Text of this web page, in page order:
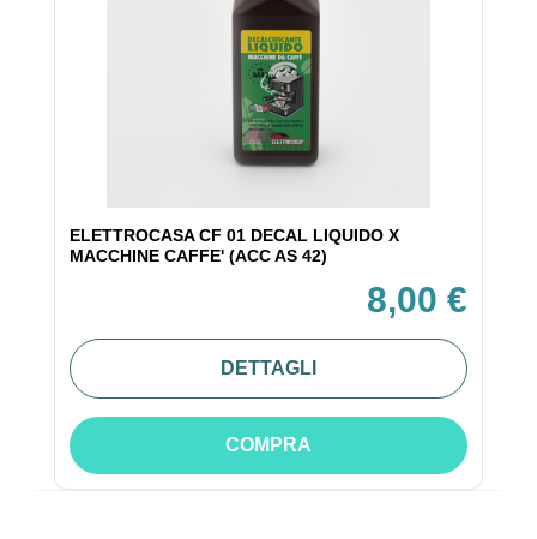
ELETTROCASA CF 01 DECAL LIQUIDO X
MACCHINE CAFFE' (ACC AS 42)
8,00 €
DETTAGLI
COMPRA